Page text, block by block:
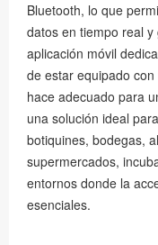
Bluetooth, lo que
datos en tiempo real
aplicación móvil
de estar equipado
hace adecuado para
una solución ideal
botiquines, bodegas,
supermercados,
entornos donde la
esenciales.